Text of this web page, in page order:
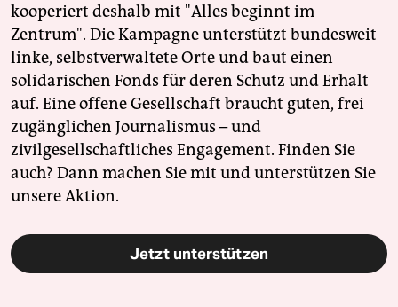
kooperiert deshalb mit "Alles beginnt im
Zentrum". Die Kampagne unterstützt bundesweit
linke, selbstverwaltete Orte und baut einen
solidarischen Fonds für deren Schutz und Erhalt
auf. Eine offene Gesellschaft braucht guten, frei
zugänglichen Journalismus – und
zivilgesellschaftliches Engagement. Finden Sie
auch? Dann machen Sie mit und unterstützen Sie
unsere Aktion.
Jetzt unterstützen